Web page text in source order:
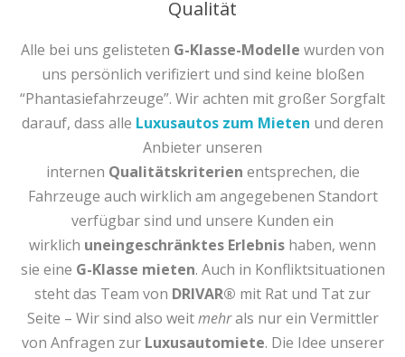
Qualität
Alle bei uns gelisteten G-Klasse-Modelle wurden von
uns persönlich verifiziert und sind keine bloßen
“Phantasiefahrzeuge”. Wir achten mit großer Sorgfalt
darauf, dass alle Luxusautos zum Mieten und deren
Anbieter unseren
internen Qualitätskriterien entsprechen, die
Fahrzeuge auch wirklich am angegebenen Standort
verfügbar sind und unsere Kunden ein
wirklich uneingeschränktes Erlebnis haben, wenn
sie eine G-Klasse mieten. Auch in Konfliktsituationen
steht das Team von DRIVAR® mit Rat und Tat zur
Seite – Wir sind also weitmehrals nur ein Vermittler
von Anfragen zur Luxusautomiete. Die Idee unserer